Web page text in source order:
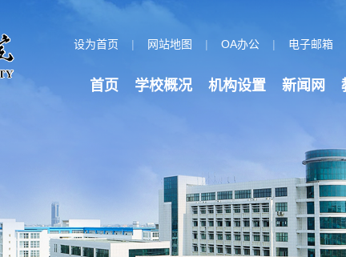
设为首页 | 网站地图 | OA办公 | 电子邮箱
首页 学校概况 机构设置 新闻网